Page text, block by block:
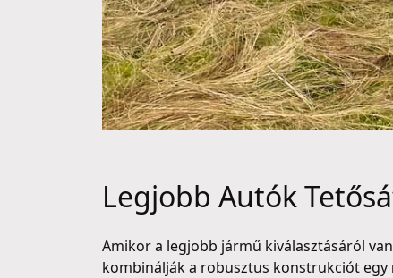
Legjobb Autók
Amikor a legjobb jármű kiválasztásáról
kombinálják a robusztus konstrukciót egy